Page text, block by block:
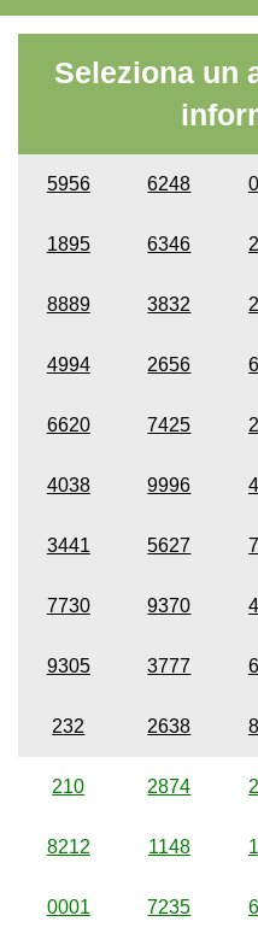
Seleziona un
5956 6248
1895 6346
8889 3832
4994 2656
6620 7425
4038 9996
3441 5627
7730 9370
9305 3777
232 2638
210 2874
8212 1148
0001 7235